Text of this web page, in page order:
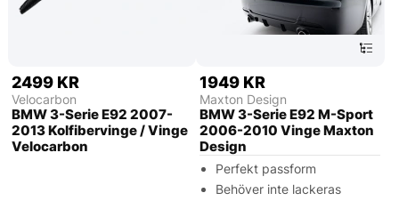
2499 KR
Velocarbon
BMW 3-Serie E92 2007-
2013 Kolfibervinge / Vinge
Velocarbon
1949 KR
Maxton Design
BMW 3-Serie E92 M-Sport
2006-2010 Vinge Maxton
Design
Perfekt passform
Behöver inte lackeras